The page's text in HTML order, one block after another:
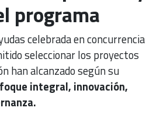
programa
celebrada en concurrencia
seleccionar los proyectos
han alcanzado según su
integral, innovación,